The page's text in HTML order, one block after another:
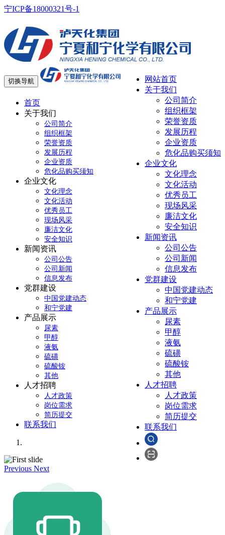
宁ICP备18000321号-1
网站首页
关于我们
公司简介
组织框架
荣誉资质
发展历程
企业资质
危化品购买须知
企业文化
文化理念
文化活动
优秀员工
现场风采
廉洁文化
安全知识
新闻资讯
公司公告
公司新闻
信息发布
党群建设
中国党建动态
和宁党建
产品展示
尿素
甲醇
液氨
硫磺
硫酸铵
其他
人才招聘
人才政策
岗位需求
简历提交
联系我们
切换导航
首页
关于我们
公司简介
组织框架
荣誉资质
发展历程
企业资质
危化品购买须知
企业文化
文化理念
文化活动
优秀员工
现场风采
廉洁文化
安全知识
新闻资讯
公司公告
公司新闻
信息发布
党群建设
中国党建动态
和宁党建
产品展示
尿素
甲醇
液氨
硫磺
硫酸铵
其他
人才招聘
人才政策
岗位需求
简历提交
联系我们
Previous Next